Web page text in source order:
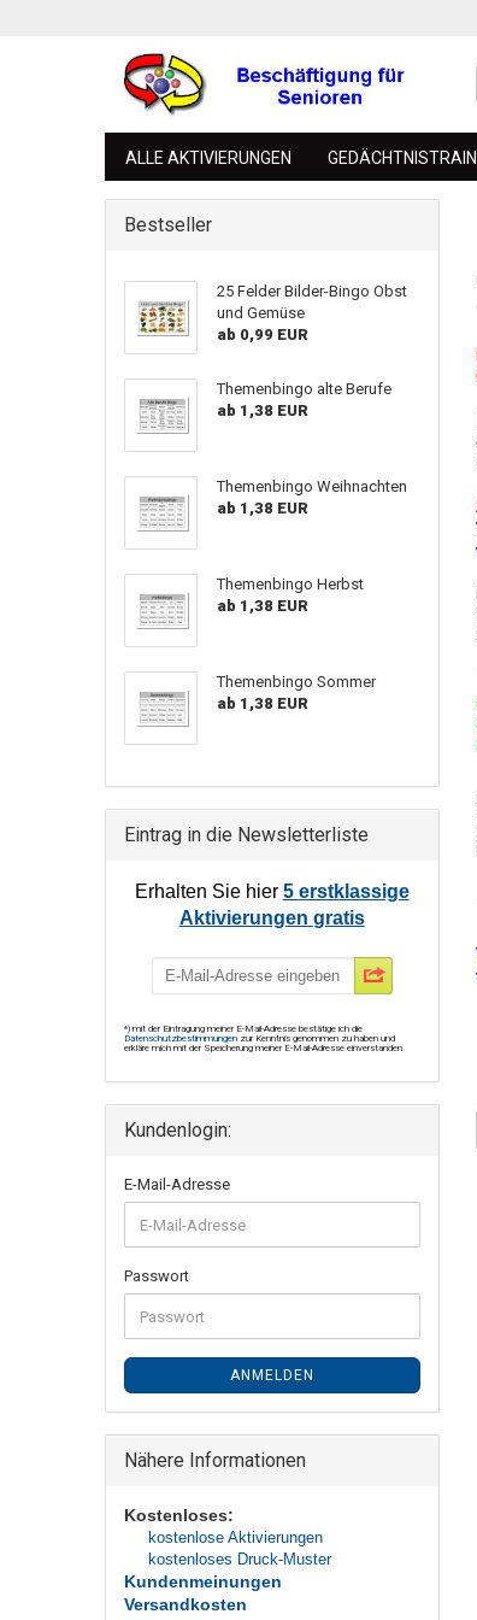
ALLE AKTIVIERUNGEN
Bestseller
25 Felder Bilder-Bingo Obst
und Gemüse
ab 0,99 EUR
Themenbingo alte Berufe
ab 1,38 EUR
Themenbingo Weihnachten
ab 1,38 EUR
Themenbingo Herbst
ab 1,38 EUR
Themenbingo Sommer
ab 1,38 EUR
Eintrag in die Newsletterliste
Erhalten Sie hier 5 erstklassige
Aktivierungen gratis
*) mit der Eintragung meiner E-Mail-Adresse bestätige ich die
Datenschutzbestimmungen zur Kenntnis genommen zu haben und
erkläre mich mit der Speicherung meiner E-Mail-Adresse einverstanden.
Kundenlogin:
E-Mail-Adresse
Passwort
ANMELDEN
Nähere Informationen
Kostenloses:
kostenlose Aktivierungen
kostenloses Druck-Muster
Kundenmeinungen
Versandkosten